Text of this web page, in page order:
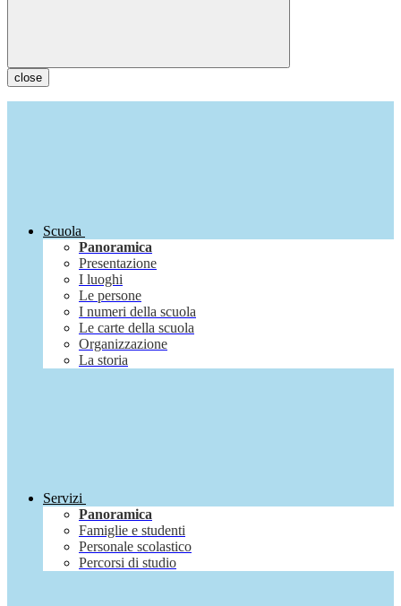
close
Scuola
Panoramica
Presentazione
I luoghi
Le persone
I numeri della scuola
Le carte della scuola
Organizzazione
La storia
Servizi
Panoramica
Famiglie e studenti
Personale scolastico
Percorsi di studio